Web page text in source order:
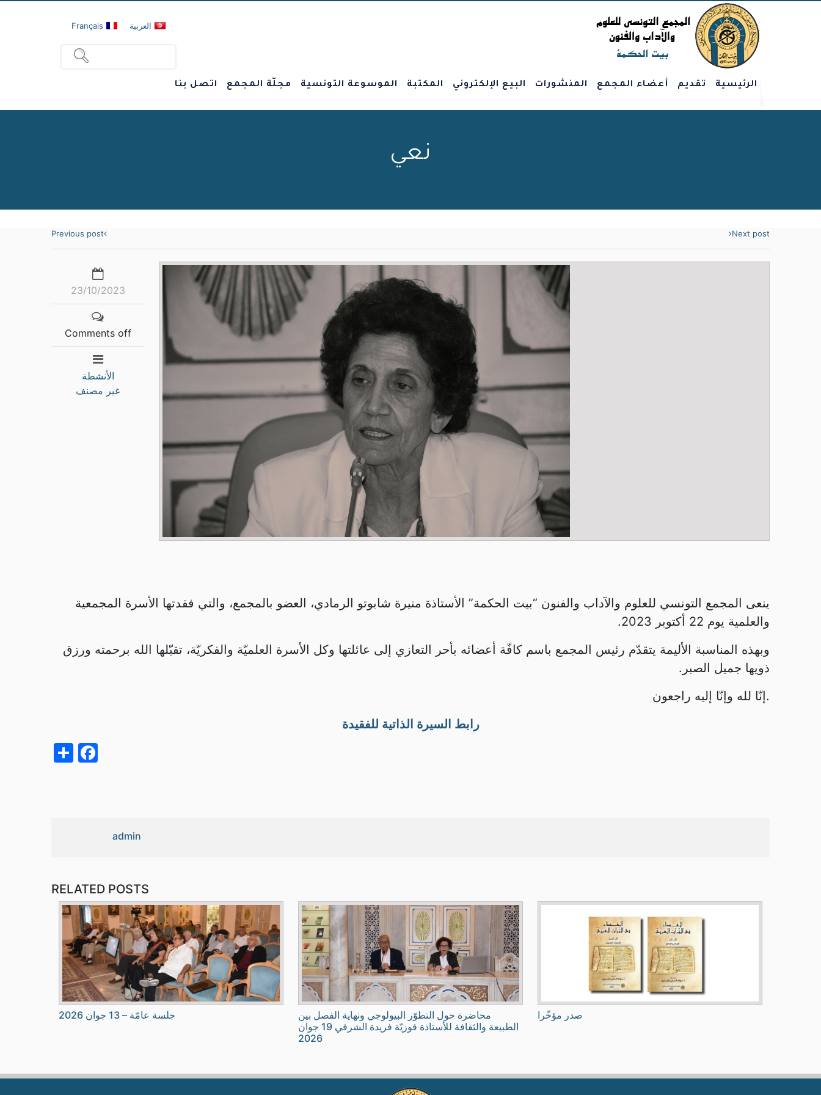
العربية Français
الرئيسية تقديم أعضاء المجمع المنشورات البيع الإلكتروني المكتبة الموسوعة التونسية مجلّة المجمع اتصل بنا
نعي
Previous post Next post
23/10/2023
Comments off
الأنشطة
غير مصنف
ينعى المجمع التونسي للعلوم والآداب والفنون “بيت الحكمة” الأستاذة منيرة شابوتو الرمادي، العضو بالمجمع، والتي فقدتها الأسرة المجمعية
والعلمية يوم 22 أكتوبر 2023.
وبهذه المناسبة الأليمة يتقدّم رئيس المجمع باسم كافّة أعضائه بأحر التعازي إلى عائلتها وكل الأسرة العلميّة والفكريّة، تقبّلها الله برحمته ورزق
ذويها جميل الصبر.
.إنّا لله وإنّا إليه راجعون
رابط السيرة الذاتية للفقيدة
admin
RELATED POSTS
صدر مؤخّرا
محاضرة حول التطوّر البيولوجي ونهاية الفصل بين
الطبيعة والثقافة للأستاذة فوزيّة فريدة الشرفي 19 جوان
2026
جلسة عامّة – 13 جوان 2026